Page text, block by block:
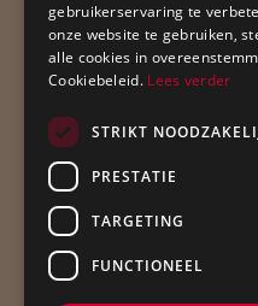
ApollBouw is lid
gebruikerservaring te
onze website te gebruiken,
alle cookies in
Cookiebeleid. Lees verder
STRIKT
PRESTATIE
TARGETING
FUNCTIONEEL